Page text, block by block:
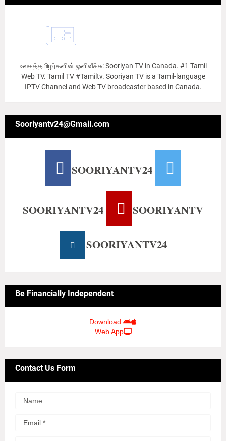
உலகத்தமிழர்களின் ஒளிவீச்சு: Sooriyan TV in Canada. #1 Tamil
Web TV. Tamil TV #Tamiltv. Sooriyan TV is a Tamil-language
IPTV Channel and Web TV broadcaster based in Canada.
Sooriyantv24@Gmail.com
SOORIYANTV24
SOORIYANTV24 SOORIYANTV
SOORIYANTV24
Be Financially Independent
Download
Web App
Contact Us Form